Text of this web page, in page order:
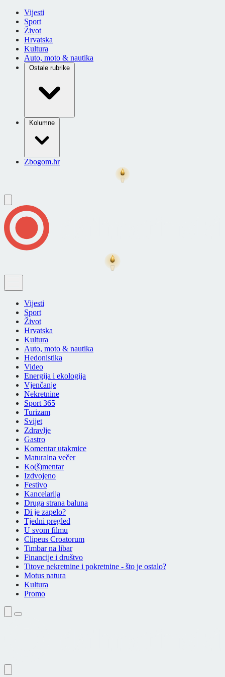
Vijesti
Sport
Život
Hrvatska
Kultura
Auto, moto & nautika
Ostale rubrike
Kolumne
Zbogom.hr
Vijesti
Sport
Život
Hrvatska
Kultura
Auto, moto & nautika
Hedonistika
Video
Energija i ekologija
Vjenčanje
Nekretnine
Sport 365
Turizam
Svijet
Zdravlje
Gastro
Komentar utakmice
Maturalna večer
Ko(š)mentar
Izdvojeno
Festivo
Kancelarija
Druga strana baluna
Di je zapelo?
Tjedni pregled
U svom filmu
Clipeus Croatorum
Timbar na libar
Financije i društvo
Titove nekretnine i pokretnine - što je ostalo?
Motus natura
Kultura
Promo